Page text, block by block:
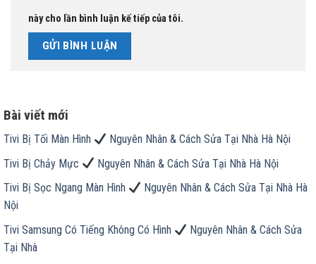
này cho lần bình luận kế tiếp của tôi.
Bài viết mới
Tivi Bị Tối Màn Hình
Nguyên Nhân & Cách Sửa Tại Nhà Hà Nội
Tivi Bị Chảy Mực
Nguyên Nhân & Cách Sửa Tại Nhà Hà Nội
Tivi Bị Sọc Ngang Màn Hình
Nguyên Nhân & Cách Sửa Tại Nhà Hà
Nội
Tivi Samsung Có Tiếng Không Có Hình
Nguyên Nhân & Cách Sửa
Tại Nhà